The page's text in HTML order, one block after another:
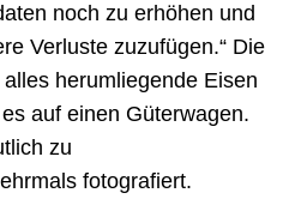
noch zu erhöhen und
Verluste zuzufügen.“ Die
herumliegende Eisen
auf einen Güterwagen.
zu
fotografiert.